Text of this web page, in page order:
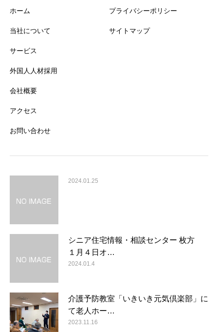
ホーム
当社について
サービス
外国人人材採用
会社概要
アクセス
お問い合わせ
プライバシーポリシー
サイトマップ
2024.01.25
シニア住宅情報・相談センター 枚方
１月４日オ…
2024.01.4
介護予防教室「いきいき元気倶楽部」に
て老人ホー…
2023.11.16